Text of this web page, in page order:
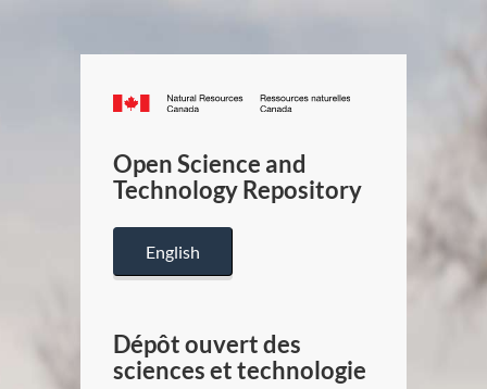
Canada.ca
/
Canada
Open Science and
Technology Repository
English
Dépôt ouvert des
sciences et technologie